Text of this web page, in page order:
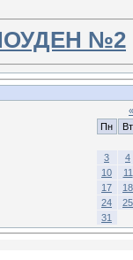
№2
«
Пн
Вт
3
4
10
11
17
18
24
25
31